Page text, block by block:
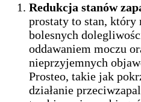
Redukcja stanów
prostaty to stan, który
bolesnych
oddawaniem moczu
nieprzyjemnych
Prosteo, takie jak
działanie